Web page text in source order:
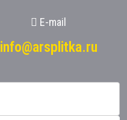
E-mail
info@arsplitka.ru